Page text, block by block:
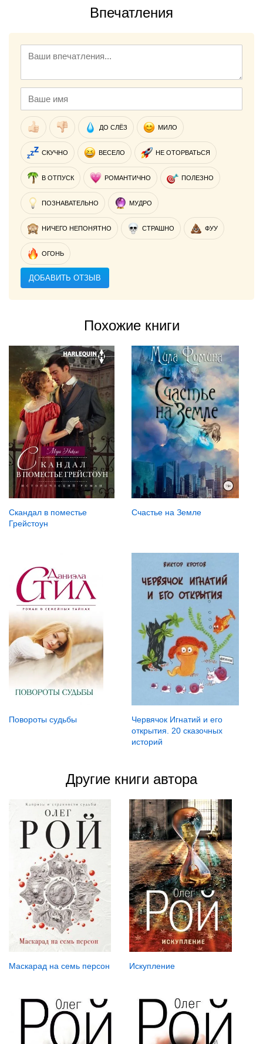
Впечатления
ДО СЛЁЗ МИЛО
СКУЧНО ВЕСЕЛО НЕ ОТОРВАТЬСЯ
В ОТПУСК РОМАНТИЧНО ПОЛЕЗНО
ПОЗНАВАТЕЛЬНО МУДРО
НИЧЕГО НЕПОНЯТНО СТРАШНО ФУУ
ОГОНЬ
ДОБАВИТЬ ОТЗЫВ
Похожие книги
Скандал в поместье
Грейстоун
Счастье на Земле
Повороты судьбы
Червячок Игнатий и его
открытия. 20 сказочных
историй
Другие книги автора
Маскарад на семь персон Искупление